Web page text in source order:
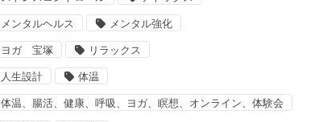
メンタルヘルス メンタル強化
ヨガ 宝塚 リラックス
人生設計 体温
体温、腸活、健康、呼吸、ヨガ、瞑想、オンライン、体験会